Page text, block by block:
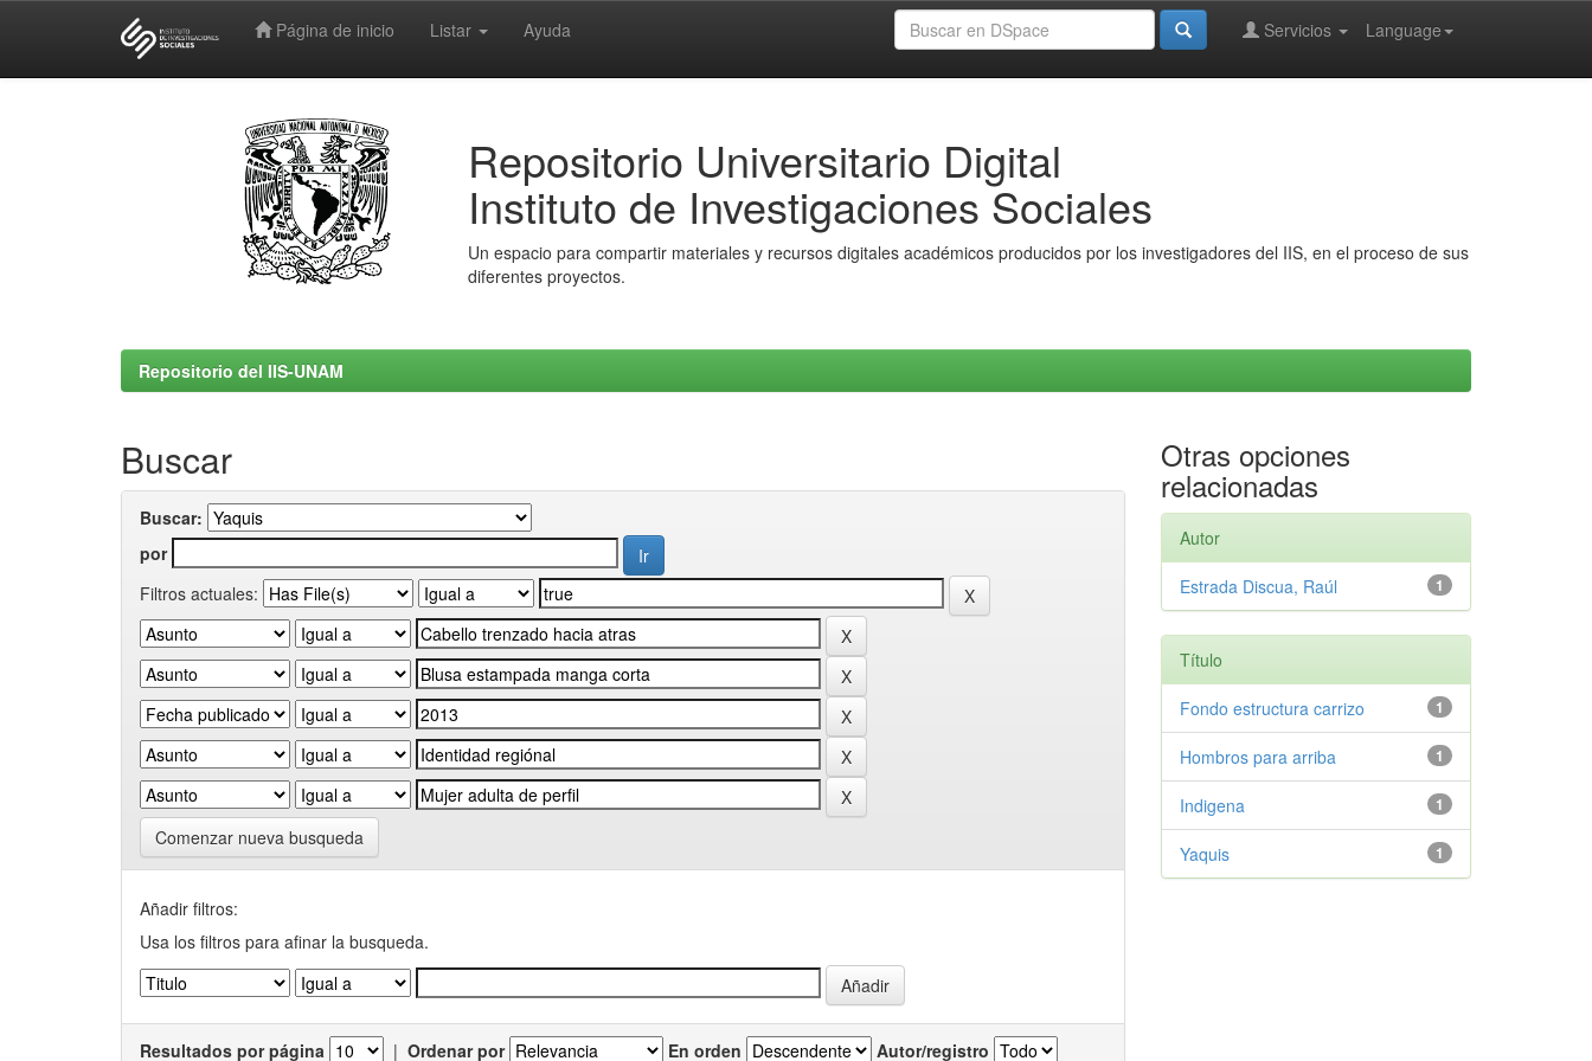
Página de inicio Listar Ayuda Language
Servicios
Repositorio Universitario Digital
Instituto de Investigaciones Sociales
Un espacio para compartir materiales y recursos digitales académicos producidos por los investigadores del IIS, en el proceso de sus
diferentes proyectos.
Repositorio del IIS-UNAM
Buscar
Buscar:
por
Filtros actuales:
Comenzar nueva busqueda
Añadir filtros:
Usa los filtros para afinar la busqueda.
Resultados por página | Ordenar por En orden Autor/registro
Otras opciones
relacionadas
Autor
1
Estrada Discua, Raúl
Título
1
Fondo estructura carrizo
1
Hombros para arriba
1
Indigena
1
Yaquis